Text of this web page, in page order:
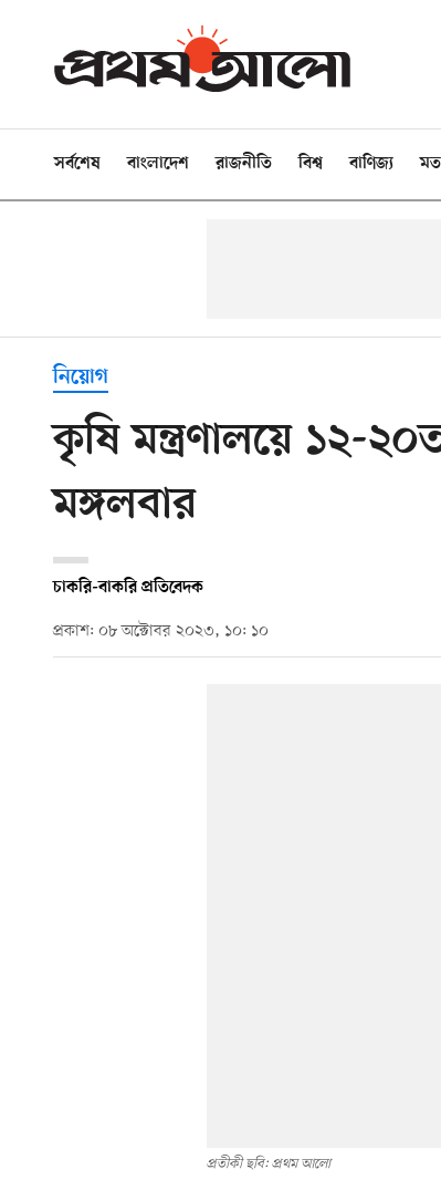
সর্বশেষ বাংলাদেশ রাজনীতি বিশ্ব বাণিজ্য
নিয়োগ
কৃষি মন্ত্রণালয়ে ১২-
মঙ্গলবার
চাকরি-বাকরি প্রতিবেদক
প্রকাশ: ০৮ অক্টোবর ২০২৩, ১০: ১০
প্রতীকী ছবি: প্রথম আলো